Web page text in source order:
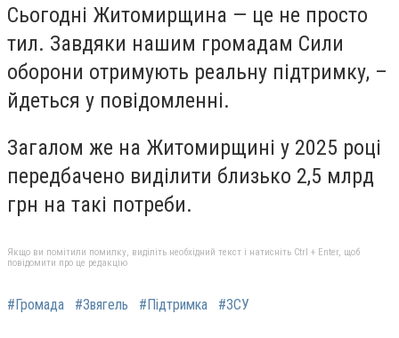
Сьогодні Житомирщина — це не просто
тил. Завдяки нашим громадам Сили
оборони отримують реальну підтримку, –
йдеться у повідомленні.
Загалом же на Житомирщині у 2025 році
передбачено виділити близько 2,5 млрд
грн на такі потреби.
Якщо ви помітили помилку, виділіть необхідний текст і натисніть Ctrl + Enter, щоб
повідомити про це редакцію
#Громада #Звягель #Підтримка #ЗСУ